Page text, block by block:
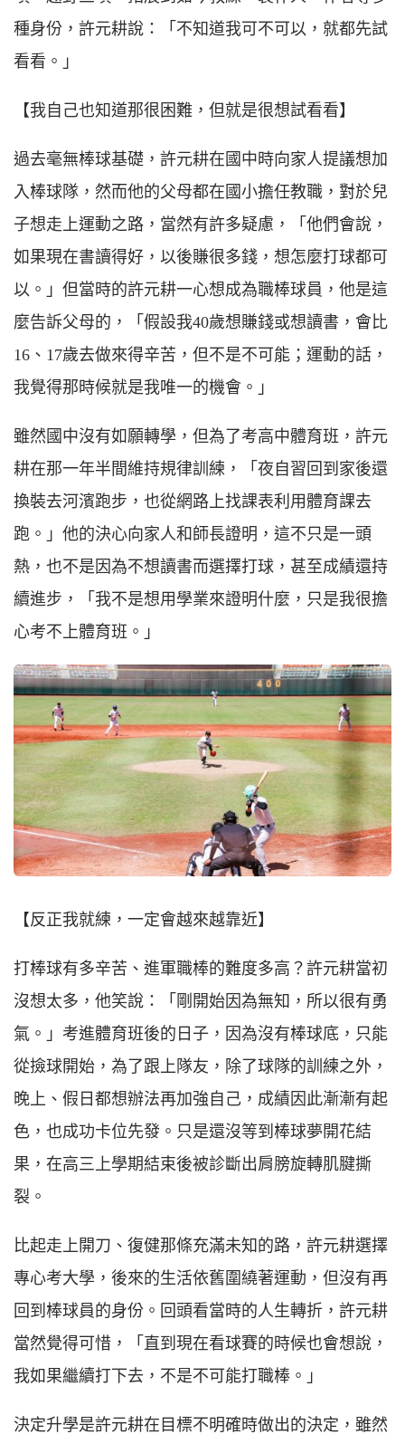
種身份，許元耕說：「不知道我可不可以，就都先試
看看。」
【我自己也知道那很困難，但就是很想試看看】
過去毫無棒球基礎，許元耕在國中時向家人提議想加
入棒球隊，然而他的父母都在國小擔任教職，對於兒
子想走上運動之路，當然有許多疑慮，「他們會說，
如果現在書讀得好，以後賺很多錢，想怎麼打球都可
以。」但當時的許元耕一心想成為職棒球員，他是這
麼告訴父母的，「假設我40歲想賺錢或想讀書，會比
16、17歲去做來得辛苦，但不是不可能；運動的話，
我覺得那時候就是我唯一的機會。」
雖然國中沒有如願轉學，但為了考高中體育班，許元
耕在那一年半間維持規律訓練，「夜自習回到家後還
換裝去河濱跑步，也從網路上找課表利用體育課去
跑。」他的決心向家人和師長證明，這不只是一頭
熱，也不是因為不想讀書而選擇打球，甚至成績還持
續進步，「我不是想用學業來證明什麼，只是我很擔
心考不上體育班。」
【反正我就練，一定會越來越靠近】
打棒球有多辛苦、進軍職棒的難度多高？許元耕當初
沒想太多，他笑說：「剛開始因為無知，所以很有勇
氣。」考進體育班後的日子，因為沒有棒球底，只能
從撿球開始，為了跟上隊友，除了球隊的訓練之外，
晚上、假日都想辦法再加強自己，成績因此漸漸有起
色，也成功卡位先發。只是還沒等到棒球夢開花結
果，在高三上學期結束後被診斷出肩膀旋轉肌腱撕
裂。
比起走上開刀、復健那條充滿未知的路，許元耕選擇
專心考大學，後來的生活依舊圍繞著運動，但沒有再
回到棒球員的身份。回頭看當時的人生轉折，許元耕
當然覺得可惜，「直到現在看球賽的時候也會想說，
我如果繼續打下去，不是不可能打職棒。」
決定升學是許元耕在目標不明確時做出的決定，雖然